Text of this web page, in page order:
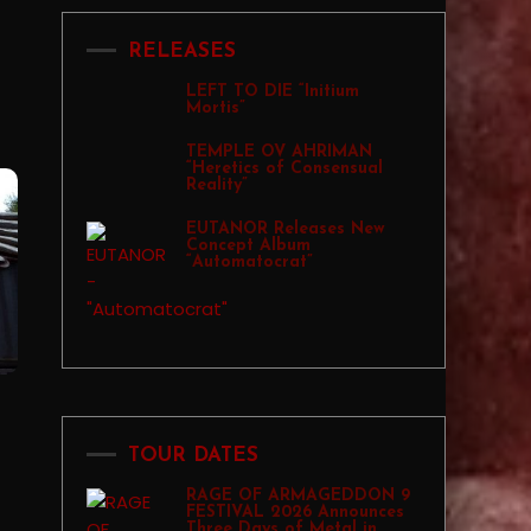
RELEASES
LEFT TO DIE “Initium
Mortis”
TEMPLE OV AHRIMAN
“Heretics of Consensual
Reality”
EUTANOR Releases New
Concept Album
“Automatocrat”
TOUR DATES
RAGE OF ARMAGEDDON 9
FESTIVAL 2026 Announces